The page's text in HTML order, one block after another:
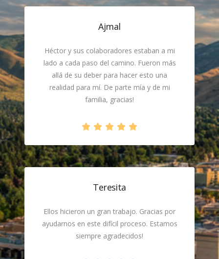
Ajmal
Héctor y sus colaboradores estaban a mi
lado a cada paso del camino. Fueron más
allá de su deber para hacer esto una
realidad para mí. De parte mía y de mi
familia, gracias!
Teresita
Ellos hicieron un gran trabajo. Gracias por
ayudarnos en este difícil proceso. Estamos
siempre agradecidos!